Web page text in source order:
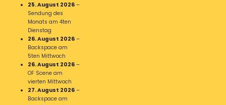
25. August 2026 –
Sendung des
Monats am 4ten
Dienstag
26. August 2026 –
Backspace am
5ten Mittwoch
26. August 2026 –
OF Scene am
vierten Mittwoch
27. August 2026 –
Backspace am